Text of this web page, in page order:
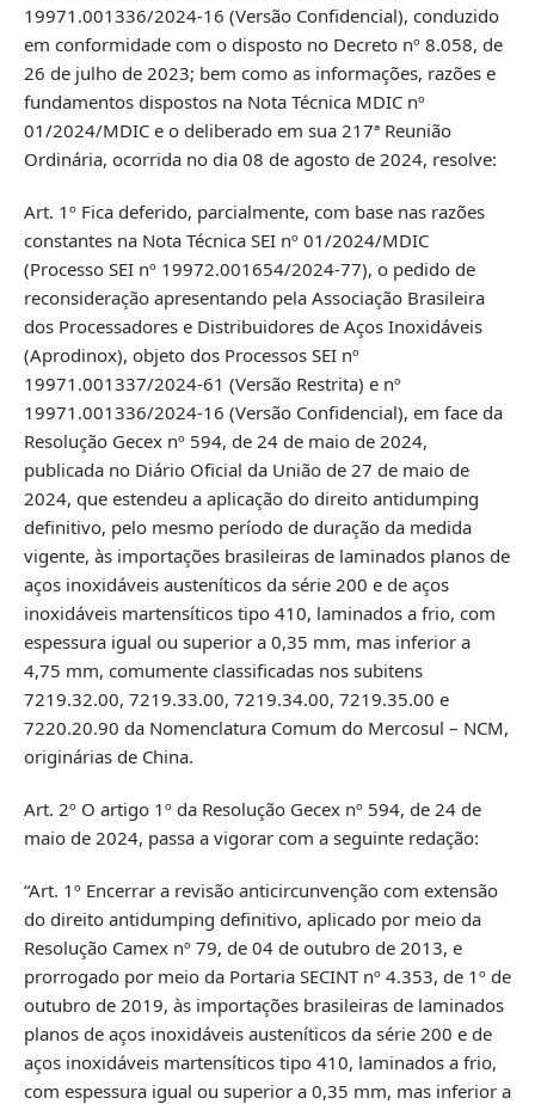
19971.001336/2024-16 (Versão Confidencial), conduzido
em conformidade com o disposto no Decreto nº 8.058, de
26 de julho de 2023; bem como as informações, razões e
fundamentos dispostos na Nota Técnica MDIC nº
01/2024/MDIC e o deliberado em sua 217ª Reunião
Ordinária, ocorrida no dia 08 de agosto de 2024, resolve:
Art. 1º Fica deferido, parcialmente, com base nas razões
constantes na Nota Técnica SEI nº 01/2024/MDIC
(Processo SEI nº 19972.001654/2024-77), o pedido de
reconsideração apresentando pela Associação Brasileira
dos Processadores e Distribuidores de Aços Inoxidáveis
(Aprodinox), objeto dos Processos SEI nº
19971.001337/2024-61 (Versão Restrita) e nº
19971.001336/2024-16 (Versão Confidencial), em face da
Resolução Gecex nº 594, de 24 de maio de 2024,
publicada no Diário Oficial da União de 27 de maio de
2024, que estendeu a aplicação do direito antidumping
definitivo, pelo mesmo período de duração da medida
vigente, às importações brasileiras de laminados planos de
aços inoxidáveis austeníticos da série 200 e de aços
inoxidáveis martensíticos tipo 410, laminados a frio, com
espessura igual ou superior a 0,35 mm, mas inferior a
4,75 mm, comumente classificadas nos subitens
7219.32.00, 7219.33.00, 7219.34.00, 7219.35.00 e
7220.20.90 da Nomenclatura Comum do Mercosul – NCM,
originárias de China.
Art. 2º O artigo 1º da Resolução Gecex nº 594, de 24 de
maio de 2024, passa a vigorar com a seguinte redação:
“Art. 1º Encerrar a revisão anticircunvenção com extensão
do direito antidumping definitivo, aplicado por meio da
Resolução Camex nº 79, de 04 de outubro de 2013, e
prorrogado por meio da Portaria SECINT nº 4.353, de 1º de
outubro de 2019, às importações brasileiras de laminados
planos de aços inoxidáveis austeníticos da série 200 e de
aços inoxidáveis martensíticos tipo 410, laminados a frio,
com espessura igual ou superior a 0,35 mm, mas inferior a